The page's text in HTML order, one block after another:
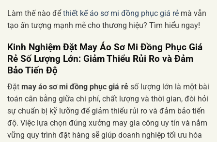
Làm thế nào đểthiết kế áo sơ mi đồng phục giá rẻ mà vẫn
tạo ấn tượng mạnh mẽ cho thương hiệu? Tìm hiểu ngay!
Kinh Nghiệm Đặt May Áo Sơ Mi Đồng Phục Giá
Rẻ Số Lượng Lớn: Giảm Thiểu Rủi Ro và Đảm
Bảo Tiến Độ
Đặt may áo sơ mi đồng phục giá rẻ số lượng lớn là một bài
toán cân bằng giữa chi phí, chất lượng và thời gian, đòi hỏi
sự chuẩn bị kỹ lưỡng để giảm thiểu rủi ro và đảm bảo tiến
độ. Việc lựa chọn đúng xưởng may gia công uy tín và nắm
vững quy trình đặt hàng sẽ giúp doanh nghiệp tối ưu hóa